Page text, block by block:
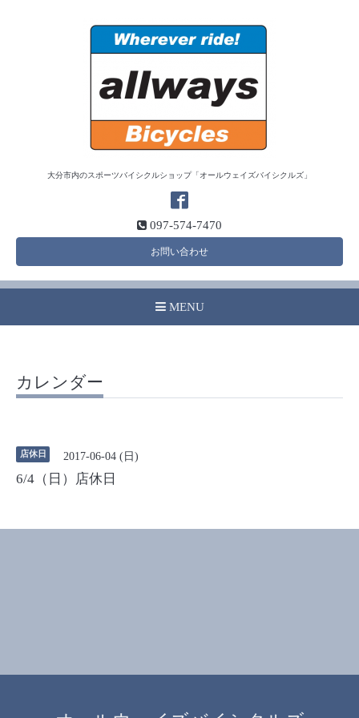
大分市内のスポーツバイシクルショップ「オールウェイズバイシクルズ」
097-574-7470
お問い合わせ
MENU
カレンダー
店休日 2017-06-04 (日)
6/4（日）店休日